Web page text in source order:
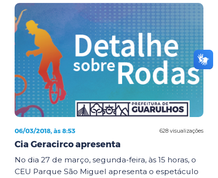
628 visualizações
06/03/2018, às 8:53
Cia Geracirco apresenta
No dia 27 de março, segunda-feira, às 15 horas, o
CEU Parque São Miguel apresenta o espetáculo